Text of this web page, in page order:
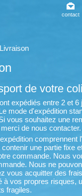
contact
Livraison
de votre
expédiés entre 2 et
mode d'expédition
vous souhaitez une
de nous contacter.
comprennent
une partie fixe
commande. Nous
Nous ne
vous acquitter des
à vos propres risques,
fragiles.